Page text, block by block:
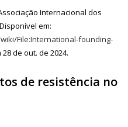
Internacional dos
em:
File:International-founding-
28 de out. de 2024.
de resistência no